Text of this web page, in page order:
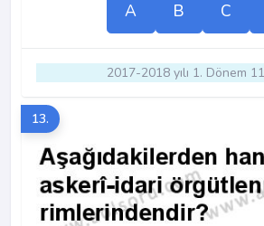
A B C
2017-2018 yılı 1. Dönem
13.